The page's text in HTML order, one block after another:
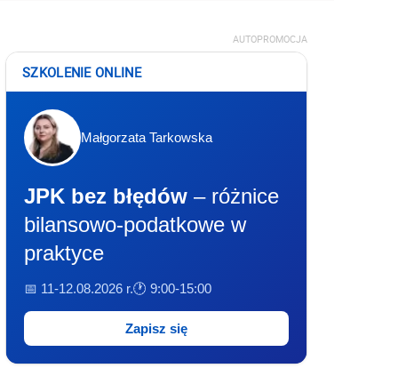
AUTOPROMOCJA
SZKOLENIE ONLINE
Małgorzata Tarkowska
JPK bez błędów – różnice
bilansowo-podatkowe w
praktyce
📅 11-12.08.2026 r.🕐 9:00-15:00
Zapisz się